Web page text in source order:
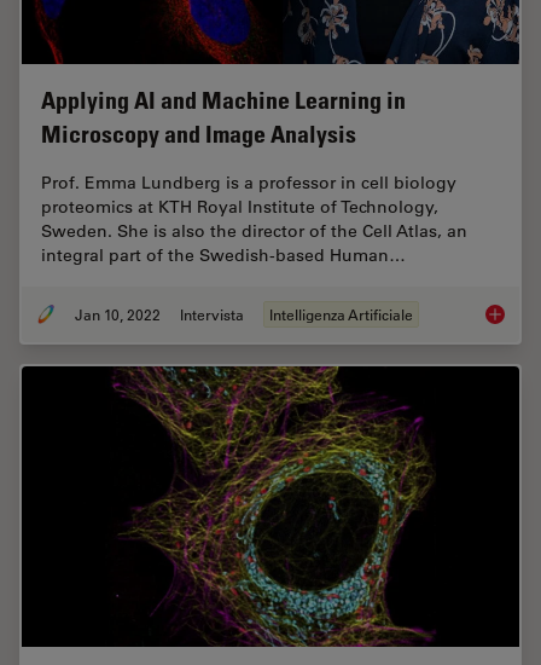
Applying AI and Machine Learning in
Microscopy and Image Analysis
Prof. Emma Lundberg is a professor in cell biology
proteomics at KTH Royal Institute of Technology,
Sweden. She is also the director of the Cell Atlas, an
integral part of the Swedish-based Human…
Jan 10, 2022 Intervista Intelligenza Artificiale